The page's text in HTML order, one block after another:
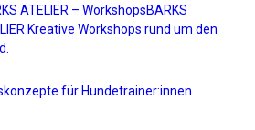
ATELIER – WorkshopsBARKS
Kreative Workshops rund um den
für Hundetrainer:innen